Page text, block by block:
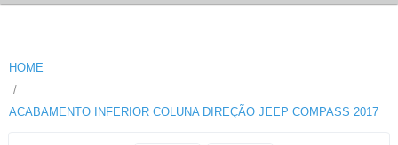
HOME
ACABAMENTO INFERIOR COLUNA DIREÇÃO JEEP COMPASS 2017